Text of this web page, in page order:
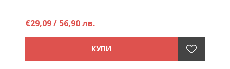
€29,09 / 56,90 лв.